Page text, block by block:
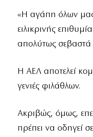
«Η αγάπη όλων μας
ειλικρινής
απολύτως σεβαστά
Η ΑΕΛ αποτελεί
γενιές φιλάθλων.
Ακριβώς, όμως,
πρέπει να οδηγεί